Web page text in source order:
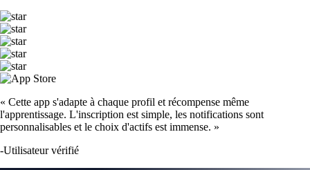
« Cette app s'adapte à chaque profil et récompense même
l'apprentissage. L'inscription est simple, les notifications sont
personnalisables et le choix d'actifs est immense. »
-Utilisateur vérifié